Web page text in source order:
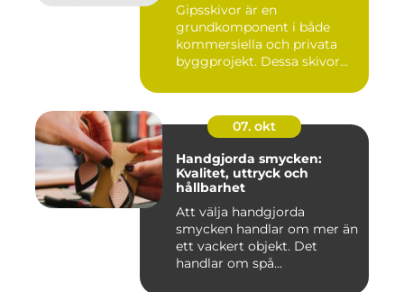
Gipsskivor är en
grundkomponent i både
kommersiella och privata
byggprojekt. Dessa skivor...
07. okt
Handgjorda smycken:
Kvalitet, uttryck och
hållbarhet
Att välja handgjorda
smycken handlar om mer än
ett vackert objekt. Det
handlar om spå...